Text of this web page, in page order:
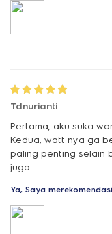
Tdnurianti
Pertama, aku suka
Kedua, watt nya ga
paling penting selain
juga.
Ya, Saya